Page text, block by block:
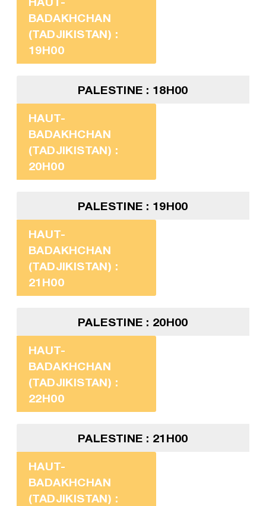
BADAKHCHAN
(TADJIKISTAN) :
19H00
PALESTINE : 18H00
HAUT-
BADAKHCHAN
(TADJIKISTAN) :
20H00
PALESTINE : 19H00
HAUT-
BADAKHCHAN
(TADJIKISTAN) :
21H00
PALESTINE : 20H00
HAUT-
BADAKHCHAN
(TADJIKISTAN) :
22H00
PALESTINE : 21H00
HAUT-
BADAKHCHAN
(TADJIKISTAN) :